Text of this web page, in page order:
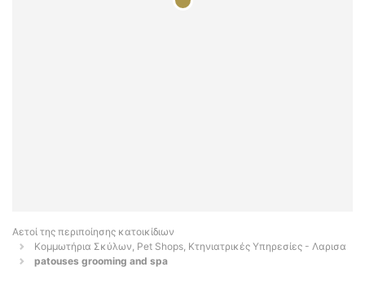
Αετοί της περιποίησης κατοικίδιων
Κομμωτήρια Σκύλων, Pet Shops, Κτηνιατρικές Υπηρεσίες - Λαρισα
patouses grooming and spa